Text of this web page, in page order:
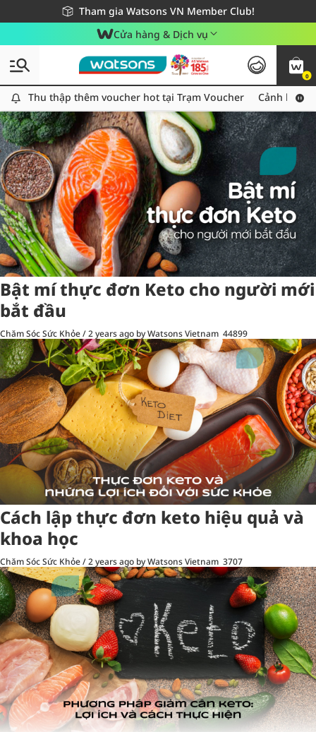
Tham gia Watsons VN Member Club!
Miễn phí giao hàng cho đơn hàng từ 249,000Đ
Giao hàng nhanh 24h - Áp dụng khu vực TP. Hồ Chí Minh
Cửa hàng & Dịch vụ
0
Thu thập thêm voucher hot tại Trạm Voucher
Thu thập thêm voucher hot tại Trạm Voucher Cảnh báo
Tag:keto5 item(s) found
Bật mí thực đơn Keto cho người mới
bắt đầu
Chăm Sóc Sức Khỏe/2 years ago by Watsons Vietnam 44899
Cách lập thực đơn keto hiệu quả và
khoa học
Chăm Sóc Sức Khỏe/2 years ago by Watsons Vietnam 3707